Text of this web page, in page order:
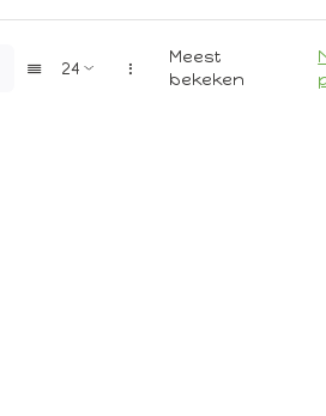
Meest
bekeken